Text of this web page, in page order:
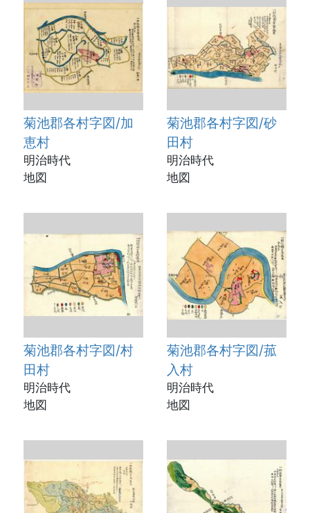
菊池郡各村字図/加
恵村
明治時代
地図
菊池郡各村字図/砂
田村
明治時代
地図
菊池郡各村字図/村
田村
明治時代
地図
菊池郡各村字図/菰
入村
明治時代
地図